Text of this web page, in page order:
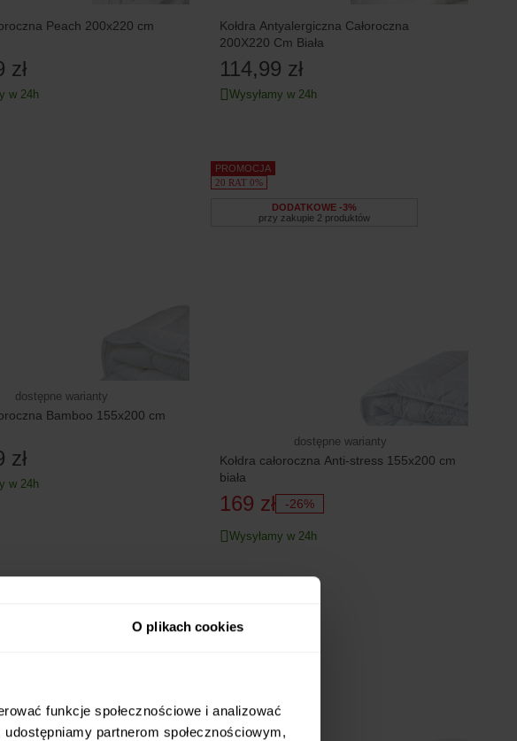
O plikach cookies
funkcje społecznościowe i analizować
partnerom społecznościowym,
Peach 200x220 cm
zł
w 24h
Kołdra Antyalergiczna Całoroczna
200X220 Cm Biała
114,99 zł
Wysyłamy w 24h
dostępne warianty
Bamboo 155x200 cm
zł
w 24h
PROMOCJA
20 RAT 0%
DODATKOWE -3%
przy zakupie 2 produktów
dostępne warianty
Kołdra całoroczna Anti-stress 155x200 cm
biała
169 zł -26%
Wysyłamy w 24h